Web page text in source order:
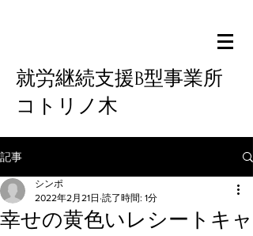
就労継続支援B型事業所
コトリノ木
記事
幸せの黄色いレシートキャ
シンポ
2022年2月21日 読了時間: 1分